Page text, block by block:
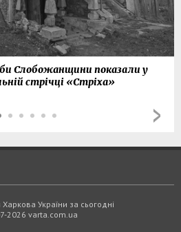
Слобожанщини показали у
стрічці «Стріха»
України за сьогодні
2026 varta.com.ua